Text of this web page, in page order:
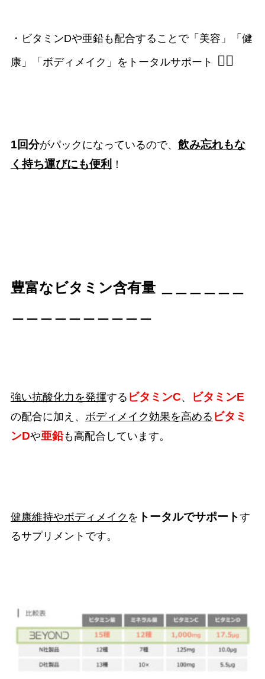
・ビタミンDや亜鉛も配合することで「美容」「健
康」「ボディメイク」をトータルサポート
🧖‍♀️
1回分がパックになっているので、 飲み忘れもな
く持ち運びにも便利 ！
豊富なビタミン含有量＿＿＿＿＿＿
強い抗酸化力を発揮する ビタミンC、 ビタミンE
の配合に加え、 ボディメイク効果を高める ビタミ
ンDや亜鉛も高配合しています。
健康維持やボディメイク を トータルでサポートす
るサプリメントです。